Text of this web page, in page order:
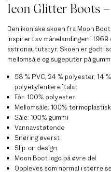
Icon Glitter Boots
Den ikoniske skoen fra Moon
inspirert av månelandingen i
astronaututstyr. Skoen er godt
mellomsåle og sugeputer på
58 % PVC, 24 % polyester, 14
polyetylentereftalat
Fôr: 100% polyester
Mellomsåle: 100%
Såle: 100% gummi
Vannavstøtende
Snøring øverst
Slip-on design
Moon Boot logo på øvre del
Oppleves som normal i